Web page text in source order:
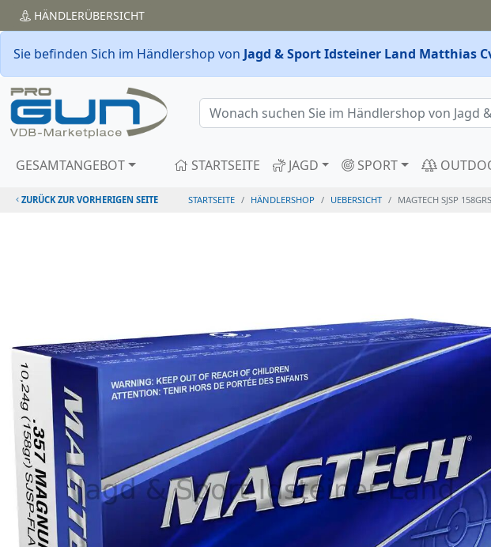
HÄNDLERÜBERSICHT
Sie befinden Sich im Händlershop von Jagd & Sport Idsteiner Land Matthias
GESAMTANGEBOT STARTSEITE JAGD SPORT
ZURÜCK ZUR VORHERIGEN SEITE STARTSEITE HÄNDLERSHOP UEBERSICHT MAGTECH SJSP